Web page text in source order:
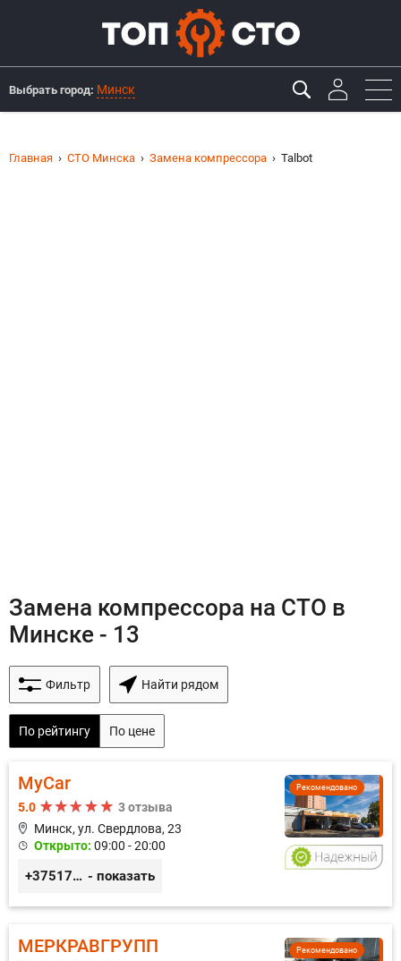
Выбрать город: Минск
Главная СТО Минска Замена компрессора Talbot
Замена компрессора на СТО в
Минске - 13
Фильтр Найти рядом
По рейтингу По цене
Рекомендовано
MyCar
5.0
3 отзыва
Минск, ул. Свердлова, 23
Открыто: 09:00 - 20:00
+375173212443 - показать
Рекомендовано
МЕРКРАВГРУПП